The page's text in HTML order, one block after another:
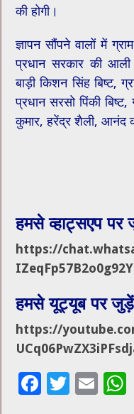
की होगी।
ज्ञापन सौंपने वालों में
प्रधान सरकार की आली
बाड़ी किशन सिंह बिष्ट,
प्रधान सरसो पिंकी
कुमार, हरेंद्र ​शैली, आनंद
हमसे व्हाट्सएप पर
https://
हमसे यूट्यूब पर जुड़ें
https://
F
T
E